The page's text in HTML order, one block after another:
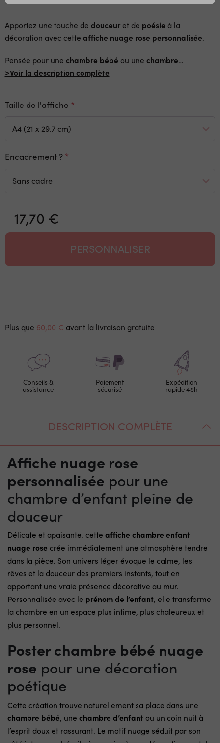
Apportez une touche de douceuret de poésie à la
décoration avec cette affiche nuage rose personnalisée.
Pensée pour une chambre bébé ou une chambre…
>Voir la description complète
Taille de l'affiche
Encadrement ?
17,70 €
PERSONNALISER
Plus que 60,00 € avant la livraison gratuite
Conseils &
assistance
Paiement
sécurisé
Expédition
rapide 48h
DESCRIPTION COMPLÈTE
Affiche nuage rose
personnalisée pour une
chambre d’enfant pleine de
douceur
Délicate et apaisante, cette affiche chambre enfant
nuage rose crée immédiatement une atmosphère tendre
dans la pièce. Son univers léger évoque le calme, les
rêves et la douceur des premiers instants, tout en
apportant une vraie présence décorative au mur.
Personnalisée avec le prénom de l’enfant, elle transforme
la chambre en un espace plus intime, plus chaleureux et
plus personnel.
Poster chambre bébé nuage
rose pour une décoration
poétique
Cette création trouve naturellement sa place dans une
chambre bébé, une chambre d’enfant ou un coin nuit à
l’esprit doux et rassurant. Le motif nuage séduit par son